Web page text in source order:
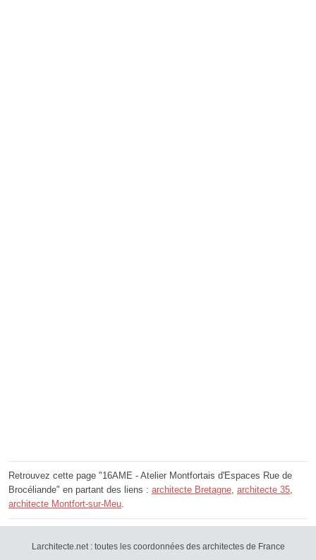
Retrouvez cette page "16AME - Atelier Montfortais d'Espaces Rue de
Brocéliande" en partant des liens : architecte Bretagne, architecte 35,
architecte Montfort-sur-Meu.
Larchitecte.net : toutes les coordonnées des architectes de France